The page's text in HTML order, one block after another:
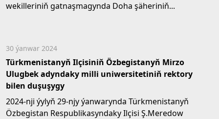
wekilleriniň gatnaşmagynda Doha şäheriniň...
30 ýanwar 2024
Türkmenistanyň Ilçisiniň Özbegistanyň Mirzo
Ulugbek adyndaky milli uniwersitetiniň rektory
bilen duşuşygy
2024-nji ýylyň 29-njy ýanwarynda Türkmenistanyň
Özbegistan Respublikasyndaky Ilçisi Ş.Meredow